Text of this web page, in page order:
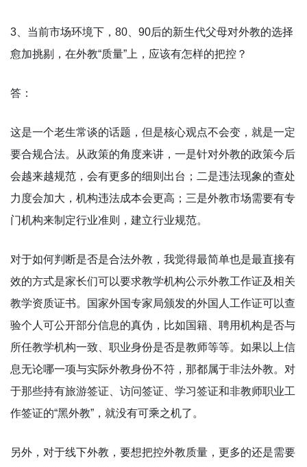
3、当前市场环境下，80、90后的新生代父母对外教的选择
愈加挑剔，在外教“质量”上，应该有怎样的把控？
答：
这是一个老生常谈的话题，但是核心观点不会变，就是一定
要合规合法。从政策的角度来讲，一是针对外教的政策今后
会越来越规范，会有更多的细则出台；二是违法现象的查处
力度会加大，机构违法成本会更高；三是外教市场需要有专
门机构来制定行业准则，建立行业规范。
对于如何判断是否是合法外教，我觉得最简单也是最直接有
效的方式是家长们可以要求教学机构公示外教工作证及相关
教学资质证书。国家外国专家局颁发的外国人工作证可以查
验个人可公开部分信息的真伪，比如国籍、聘用机构是否与
所任教学机构一致、职业身份是否是教师等等。如果以上信
息无论哪一项与实际外教身份不符，那都属于非法外教。对
于那些持有旅游签证、访问签证、学习签证和非教师职业工
作签证的“黑外教”，就没有可乘之机了。
另外，对于线下外教，要想把控外教质量，更多的还是需要